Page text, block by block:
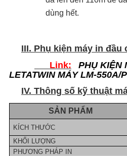
dùng hết.
III. Phụ kiện máy in đầu
Link:
PHỤ KIỆN
LETATWIN MÁY LM-550A/
IV. Thông số kỹ thuật
SẢN PHẨM
KÍCH THƯỚC
KHỐI LƯỢNG
PHƯƠNG PHÁP IN